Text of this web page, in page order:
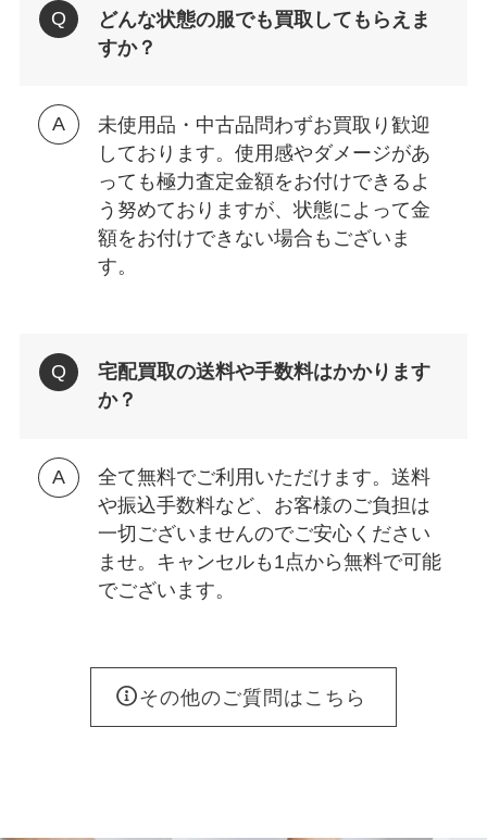
どんな状態の服でも買取してもらえま
すか？
未使用品・中古品問わずお買取り歓迎
しております。使用感やダメージがあ
っても極力査定金額をお付けできるよ
う努めておりますが、状態によって金
額をお付けできない場合もございま
す。
宅配買取の送料や手数料はかかります
か？
全て無料でご利用いただけます。送料
や振込手数料など、お客様のご負担は
一切ございませんのでご安心ください
ませ。キャンセルも1点から無料で可能
でございます。
その他のご質問はこちら